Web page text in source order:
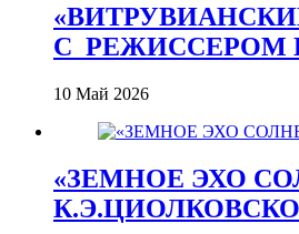
С_РЕЖИССЕРОМ
10 Май 2026
«ЗЕМНОЕ ЭХО